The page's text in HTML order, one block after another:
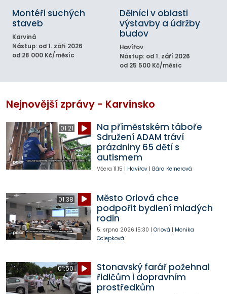
Montéři suchých
staveb
Karviná
Nástup: od 1. září 2026
od 28 000 Kč/měsíc
Dělníci v oblasti
výstavby a údržby
budov
Havířov
Nástup: od 1. září 2026
od 25 500 Kč/měsíc
Nejnovější zprávy - Karvinsko
01:21
Na příměstském táboře
Sdružení ADAM tráví
prázdniny 65 dětí s
autismem
Včera 11:15 | Havířov| Bára Kelnerová
01:38
Město Orlová chce
podpořit bydlení mladých
rodin
5. srpna 2026 15:30 | Orlová | Monika
Ociepková
01:50
Stonavský farář požehnal
řidičům i dopravním
prostředkům